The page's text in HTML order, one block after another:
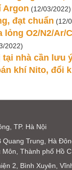
Argon (12/03/2022)
đạt chuẩn (12/
O2/N2/Ar/
2022)
nhà cần lưu
khí Nito, đổi
TP. Hà Nội
Quang Trung, Hà
Thành phố Hồ
2, Bình Xuyên,